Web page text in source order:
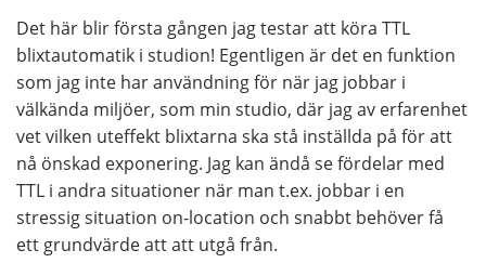
Det här blir första gången jag testar att köra TTL
blixtautomatik i studion! Egentligen är det en funktion
som jag inte har användning för när jag jobbar i
välkända miljöer, som min studio, där jag av erfarenhet
vet vilken uteffekt blixtarna ska stå inställda på för att
nå önskad exponering. Jag kan ändå se fördelar med
TTL i andra situationer när man t.ex. jobbar i en
stressig situation on-location och snabbt behöver få
ett grundvärde att att utgå från.